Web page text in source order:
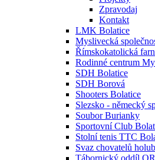
Zpravodaj
Kontakt
LMK Bolatice
Myslivecká
Římskokatolická
Rodinné centrum
SDH Bolatice
SDH Borová
Shooters Bolatice
Slezsko - německý
Soubor Burianky
Sportovní Club
Stolní tenis TTC
Svaz chovatelů
Tábornický oddíl